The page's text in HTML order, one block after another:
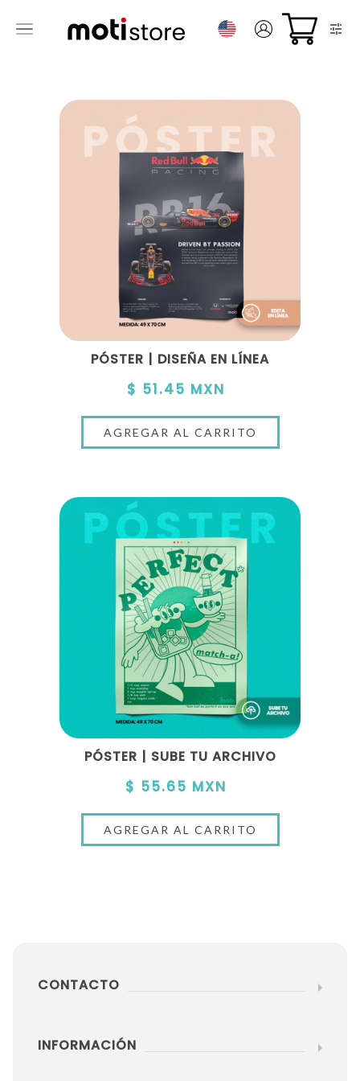
PÓSTER | DISEÑA EN LÍNEA
$ 51.45 MXN
PÓSTER | SUBE TU ARCHIVO
$ 55.65 MXN
CONTACTO
INFORMACIÓN